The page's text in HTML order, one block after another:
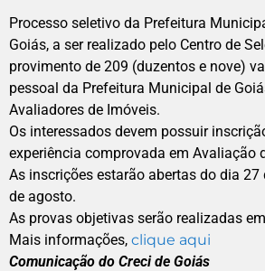
Processo seletivo da Prefeitura
Goiás, a ser realizado pelo Centro de
provimento de 209 (duzentos e nove)
pessoal da Prefeitura Municipal de
Avaliadores de Imóveis.
Os interessados devem possuir
experiência comprovada em Avaliação
As inscrições estarão abertas do dia
de agosto.
As provas objetivas serão realizadas
Mais informações, clique aqui
Comunicação do Creci de Goiás